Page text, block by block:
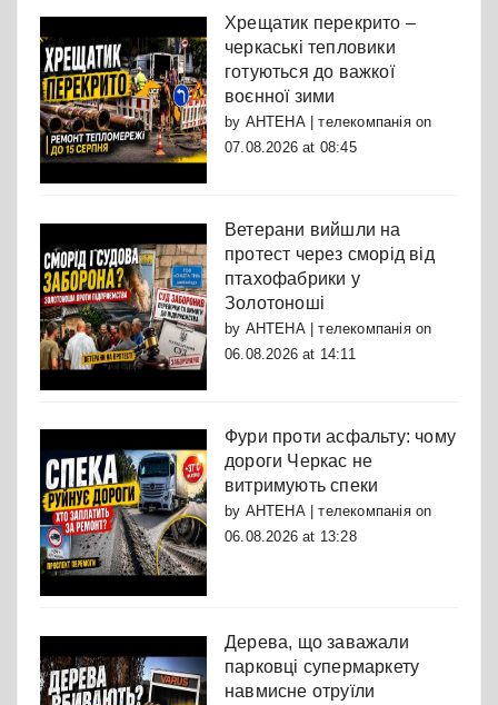
Хрещатик перекрито –
черкаські тепловики
готуються до важкої
воєнної зими
by АНТЕНА | телекомпаніяon
07.08.2026 at 08:45
Ветерани вийшли на
протест через сморід від
птахофабрики у
Золотоноші
by АНТЕНА | телекомпаніяon
06.08.2026 at 14:11
Фури проти асфальту: чому
дороги Черкас не
витримують спеки
by АНТЕНА | телекомпаніяon
06.08.2026 at 13:28
Дерева, що заважали
парковці супермаркету
навмисне отруїли